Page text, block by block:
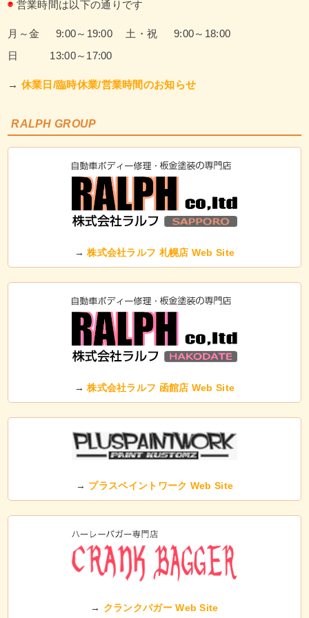
◉ 営業時間は以下の通りです
月～金 9:00～19:00
土・祝 9:00～18:00
日 13:00～17:00
→ 休業日/臨時休業/営業時間のお知らせ
RALPH GROUP
→株式会社ラルフ 札幌店 Web Site
→株式会社ラルフ 函館店 Web Site
→ プラスペイントワーク Web Site
→ クランクバガー Web Site